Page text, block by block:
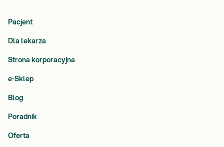
Pacjent
Dla lekarza
Strona korporacyjna
e-Sklep
Blog
Poradnik
Oferta